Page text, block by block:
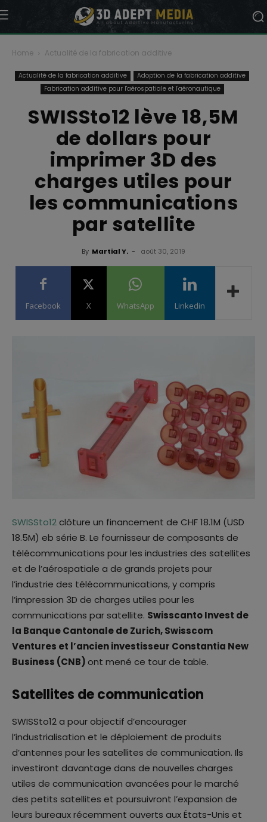
Home Actualité de la fabrication additive
Actualité de la fabrication additive
Adoption de la fabrication additive
Fabrication additive pour l'aérospatiale et l'aéronautique
SWISSto12 lève 18,5M
de dollars pour
imprimer 3D des
charges utiles pour
les communications
par satellite
By Martial Y. - août 30, 2019
Facebook X WhatsApp Linkedin
SWISSto12clôture un financement de CHF 18.1M (USD
18.5M) eb série B. Le fournisseur de composants de
télécommunications pour les industries des satellites
et de l’aérospatiale a de grands projets pour
l’industrie des télécommunications, y compris
l’impression 3D de charges utiles pour les
communications par satellite. Swisscanto Invest de
la Banque Cantonale de Zurich, Swisscom
Ventures et l’ancien investisseur Constantia New
Business (CNB)ont mené ce tour de table.
Satellites de communication
SWISSto12 a pour objectif d’encourager
l’industrialisation et le déploiement de produits
d’antennes pour les satellites de communication. Ils
investiront davantage dans de nouvelles charges
utiles de communication avancées pour le marché
des petits satellites et poursuivront l’expansion de
leurs bureaux récemment ouverts aux États-Unis et